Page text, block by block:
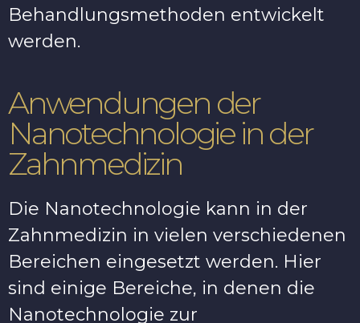
Behandlungsmethoden entwickelt
werden.
Anwendungen der
Nanotechnologie in der
Zahnmedizin
Die Nanotechnologie kann in der
Zahnmedizin in vielen verschiedenen
Bereichen eingesetzt werden. Hier
sind einige Bereiche, in denen die
Nanotechnologie zur